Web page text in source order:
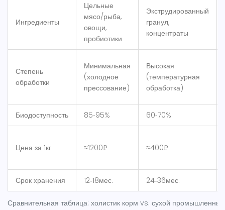
Сравнительная таблица: холистик корм vs. сухой
Ингредиенты
Цельные
мясо/рыба,
овощи,
пробиотики
Экструдированный
гранул,
концентраты
Степень
обработки
Минимальная
(холодное
прессование)
Высокая
(температурная
обработка)
Биодоступность 85‑95% 60‑70%
Цена за 1кг ≈1200₽ ≈400₽
Срок хранения 12‑18мес. 24‑36мес.